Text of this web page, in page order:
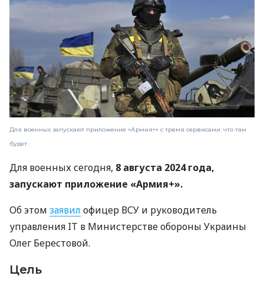
Для военных запускают приложение «Армия+» с тремя сервисами: что там
будет
Для военных сегодня, 8 августа 2024 года,
запускают приложение «Армия+».
Об этом заявил офицер ВСУ и руководитель
управления IT в Министерстве обороны Украины
Олег Берестовой.
Цель